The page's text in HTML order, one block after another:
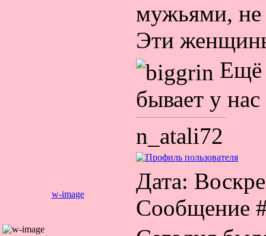
мужьями, не
Эти
Ещё
бывает у
n_atali72
w-image
Дата:
Сообщение